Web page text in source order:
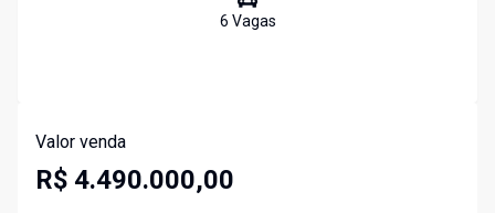
6 Vagas
Valor venda
R$ 4.490.000,00